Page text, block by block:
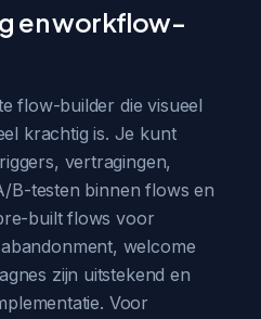
en workflow-
flow-builder die visueel
krachtig is. Je kunt
vertragingen,
B-testen binnen flows en
built flows voor
welcome
zijn uitstekend en
Voor